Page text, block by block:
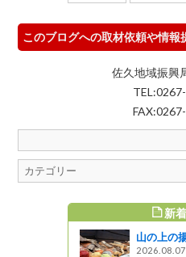
このブログへの取材依頼や情
佐久地域振興
新
山の上の
2026.08.07